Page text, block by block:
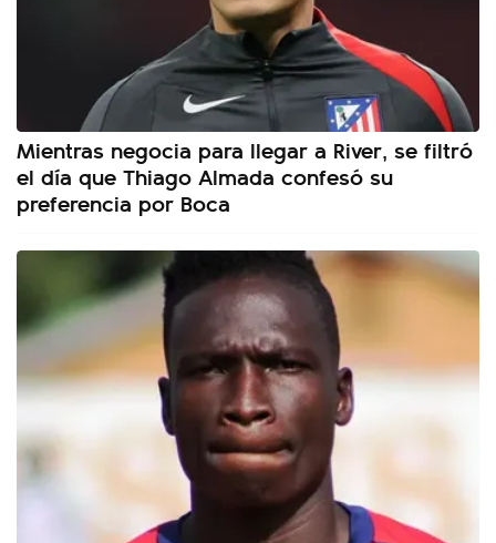
Mientras negocia para llegar a River, se filtró
el día que Thiago Almada confesó su
preferencia por Boca